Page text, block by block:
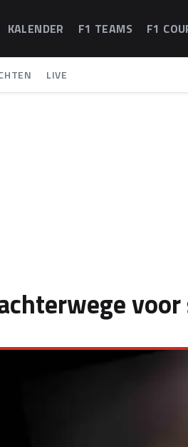
KALENDER F1 TEAMS F1
LIVE
voor